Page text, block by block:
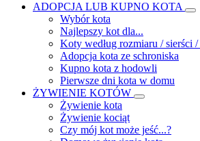
ADOPCJA LUB KUPNO KOTA
Wybór kota
Najlepszy kot dla...
Koty według rozmiaru / sierści /
Adopcja kota ze schroniska
Kupno kota z hodowli
Pierwsze dni kota w domu
ŻYWIENIE KOTÓW
Żywienie kota
Żywienie kociąt
Czy mój kot może jeść...?